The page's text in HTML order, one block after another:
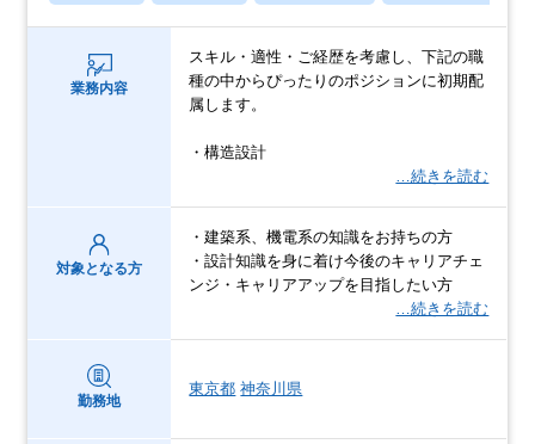
業務内容
スキル・適性・ご経歴を考慮し、下記の職
種の中からぴったりのポジションに初期配
属します。
・構造設計
…続きを読む
対象となる方
・建築系、機電系の知識をお持ちの方
・設計知識を身に着け今後のキャリアチェ
ンジ・キャリアアップを目指したい方
…続きを読む
勤務地
東京都 神奈川県